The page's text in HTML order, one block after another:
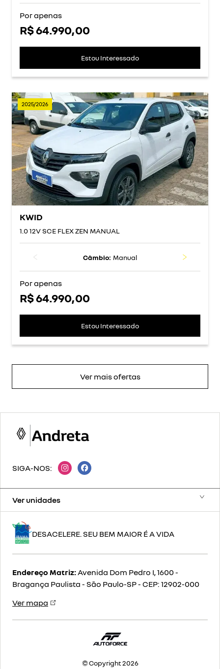
Por apenas
R$ 64.990,00
Estou Interessado
2025/2026
KWID
1.0 12V SCE FLEX ZEN MANUAL
Câmbio: Manual
Por apenas
R$ 64.990,00
Estou Interessado
Ver mais ofertas
Ver unidades
SIGA-NOS:
DESACELERE. SEU BEM MAIOR É A VIDA
Endereço Matriz:Avenida Dom Pedro I, 1600 -
Bragança Paulista - São Paulo-SP- CEP: 12902-000
Ver mapa
© Copyright 2026